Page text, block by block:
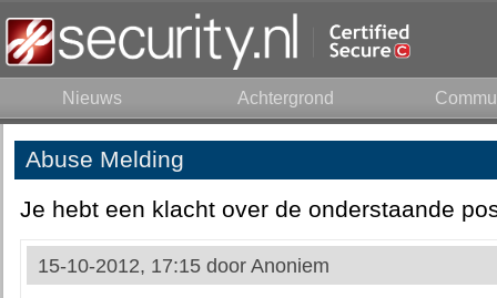
Nieuws Achtergrond
Abuse Melding
Je hebt een klacht over de onderstaande
15-10-2012, 17:15 door Anoniem